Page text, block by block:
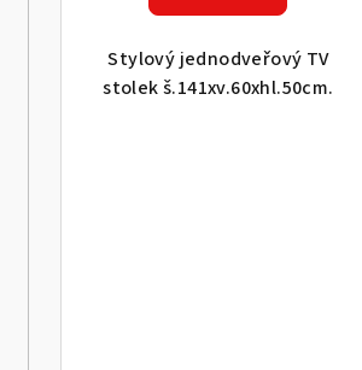
ů
Stylový jednodveřový TV
stolek š.141xv.60xhl.50cm.